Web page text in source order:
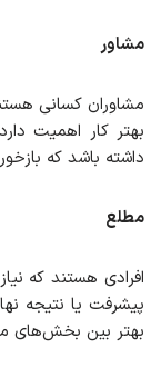
مشاور
مشاوران کسانی
بهتر کار اهمیت
داشته باشد که
مطلع
افرادی هستند که
پیشرفت یا نتیجه
بهتر بین بخش‌های